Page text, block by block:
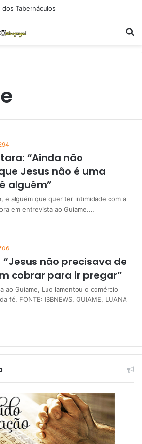
Tabernáculos
“Ainda não
Jesus não é uma
alguém”
e alguém que quer ter intimidade com a
em entrevista ao Guiame.…
“Jesus não precisava de
cobrar para ir pregar”
ao Guiame, Luo lamentou o comércio
fé. FONTE: IBBNEWS, GUIAME, LUANA